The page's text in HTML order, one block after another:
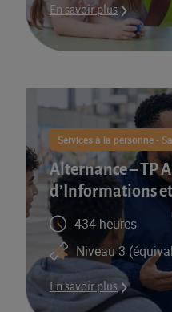
En savoir plus
Services à la personne -
Alternance – TP
d’Informations
434 heures
Niveau 3
En savoir plus